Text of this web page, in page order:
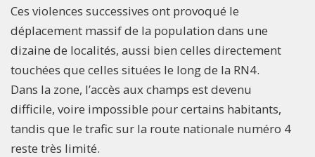
Ces violences successives ont provoqué le
déplacement massif de la population dans une
dizaine de localités, aussi bien celles directement
touchées que celles situées le long de la RN4.
Dans la zone, l’accès aux champs est devenu
difficile, voire impossible pour certains habitants,
tandis que le trafic sur la route nationale numéro 4
reste très limité.